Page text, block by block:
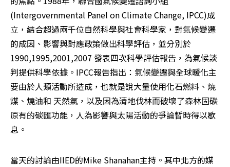
(Intergovernmental Panel on Climate Change, IPCC)成
立，結合超過兩千位自然科學與社會科學家，對氣候變遷
的成因、影響與對應政策做出科學評估，並分別於
1990,1995,2001,2007 發表四次科學評估報告，為氣候談
判提供科學依據。IPCC報告指出：氣候變遷與全球暖化主
要由於人類活動所造成，也就是說大量使用化石燃料、燒
煤、燒油和 天然氣，以及因為清地伐林而破壞了森林固碳
原有的碳匯功能，人為影響與太陽活動的爭論暫時得以歇
息。
當天的討論由IIED的Mike Shanahan主持。其中北方的媒